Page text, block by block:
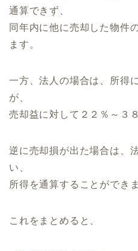
通算できず、
同年内に他に売却した物件
ます。
一方、法人の場合は、所得
が、
売却益に対して２２％～３
逆に売却損が出た場合は、
い、
所得を通算することができま
これをまとめると、